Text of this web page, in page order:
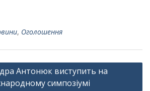
, Оголошення
Антонюк виступить на
симпозіумі